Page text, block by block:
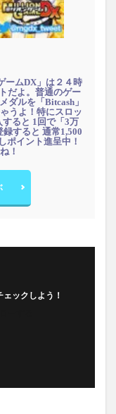
ームDX」は２４時
だよ。普通のゲー
ダルを「Bitcash」
うよ！特にスロッ
すると 1回で「3万
すると 通常1,500
ポイント進呈中！
！
ックしよう！